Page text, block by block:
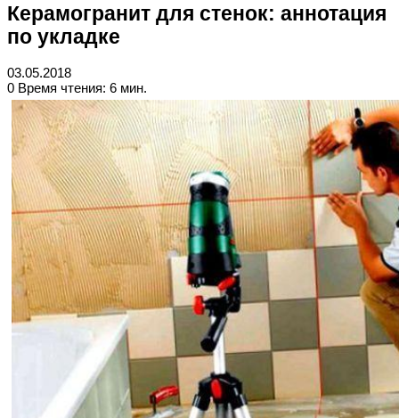
Керамогранит для стенок: аннотация
по укладке
03.05.2018
0 Время чтения: 6 мин.